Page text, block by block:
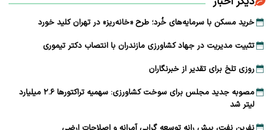
خرید مسکن با سرمایه‌های خُرد؛ طرح «خانه‌ریز» در تهران کلید خورد
تثبیت مدیریت در جهاد کشاورزی مازندران با انتصاب دکتر تیموری
روزی تلخ برای تقدیر از خبرنگاران
مصوبه جدید مجلس برای سوخت کشاورزی: سهمیه تراکتورها ۲.۶ میلیارد
لیتر شد